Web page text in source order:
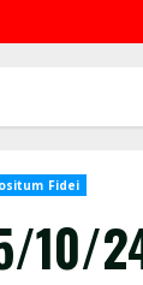
Fidei
10/